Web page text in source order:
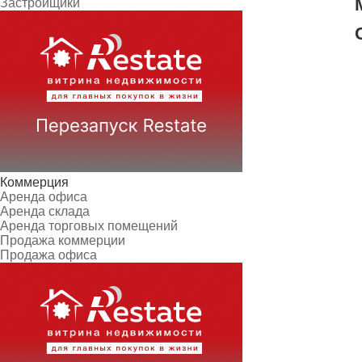
Застройщики
Коммерция
Аренда офиса
Аренда склада
Аренда торговых помещений
Продажа коммерции
Продажа офиса